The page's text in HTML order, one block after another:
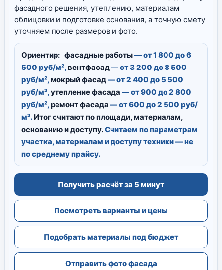
фасадного решения, утеплению, материалам
облицовки и подготовке основания, а точную смету
уточняем после размеров и фото.
Ориентир: фасадные работы— от 1 800 до 6
500 руб/м²,вентфасад— от 3 200 до 8 500
руб/м²,мокрый фасад— от 2 400 до 5 500
руб/м²,утепление фасада — от 900 до 2 800
руб/м²,ремонт фасада — от 600 до 2 500 руб/
м². Итог считают по площади, материалам,
основанию и доступу.Считаем по параметрам
участка, материалам и доступу техники — не
по среднему прайсу.
Получить расчёт за 5 минут
Посмотреть варианты и цены
Подобрать материалы под бюджет
Отправить фото фасада